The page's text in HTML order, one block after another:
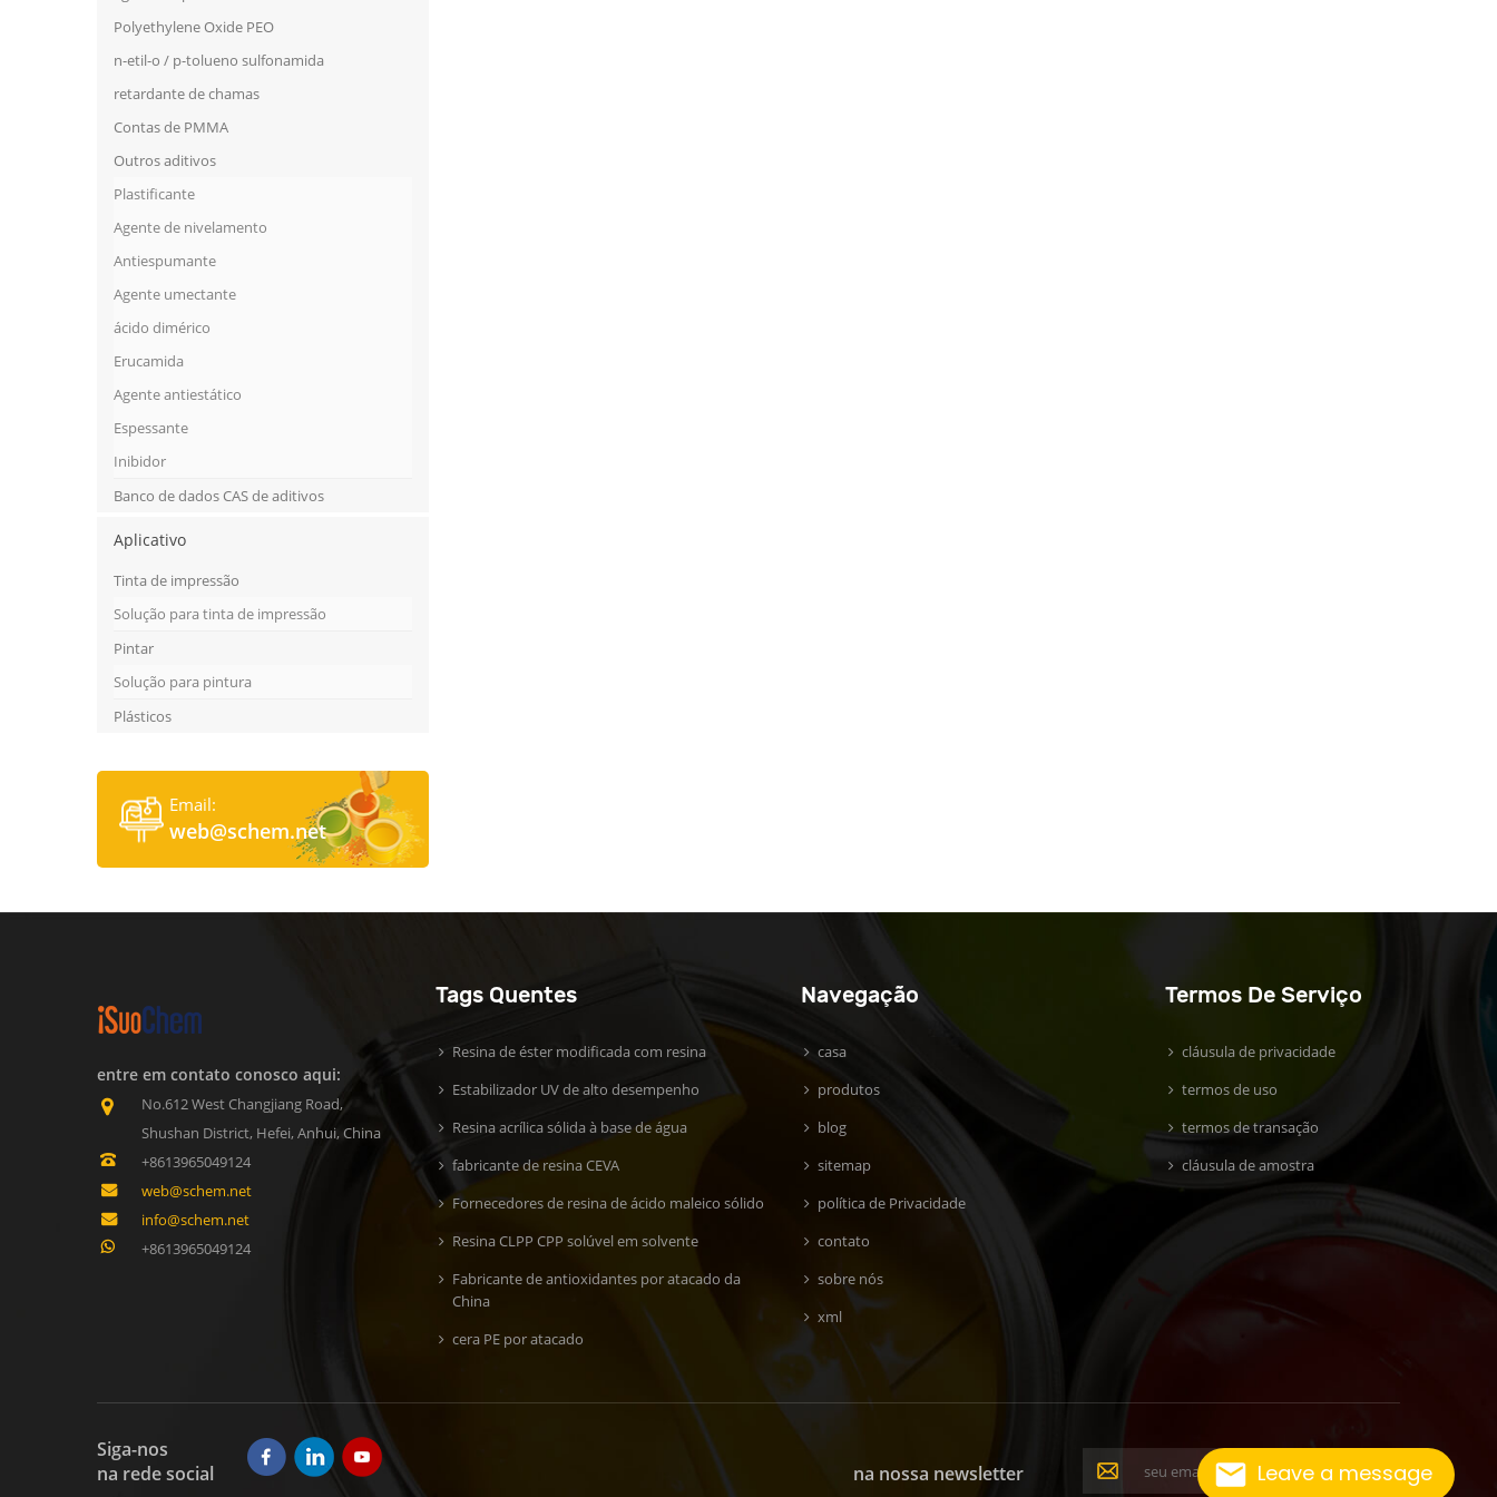
Leave a message
Polyethylene Oxide PEO
n-etil-o / p-tolueno sulfonamida
retardante de chamas
Contas de PMMA
Outros aditivos
Plastificante
Agente de nivelamento
Antiespumante
Agente umectante
ácido dimérico
Erucamida
Agente antiestático
Espessante
Inibidor
Banco de dados CAS de aditivos
Aplicativo
Tinta de impressão
Solução para tinta de impressão
Pintar
Solução para pintura
Plásticos
Email:
web@schem.net
entre em contato conosco aqui:
No.612 West Changjiang Road,
Shushan District, Hefei, Anhui, China
+8613965049124
web@schem.net
info@schem.net
+8613965049124
Tags Quentes
Resina de éster modificada com resina
Estabilizador UV de alto desempenho
Resina acrílica sólida à base de água
fabricante de resina CEVA
Fornecedores de resina de ácido maleico sólido
Resina CLPP CPP solúvel em solvente
Fabricante de antioxidantes por atacado da
China
cera PE por atacado
Navegação
casa
produtos
blog
sitemap
política de Privacidade
contato
sobre nós
xml
Termos De Serviço
cláusula de privacidade
termos de uso
termos de transação
cláusula de amostra
Siga-nos
na rede social
na nossa newsletter